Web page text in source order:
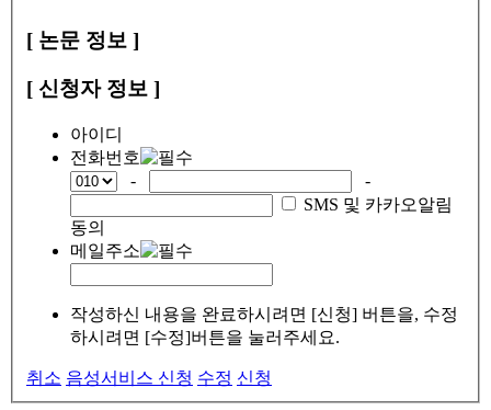
[ 논문 정보 ]
[ 신청자 정보 ]
아이디
전화번호
-
-
SMS 및 카카오알림
동의
메일주소
작성하신 내용을 완료하시려면 [신청] 버튼을, 수정
하시려면 [수정]버튼을 눌러주세요.
취소 음성서비스 신청 수정 신청